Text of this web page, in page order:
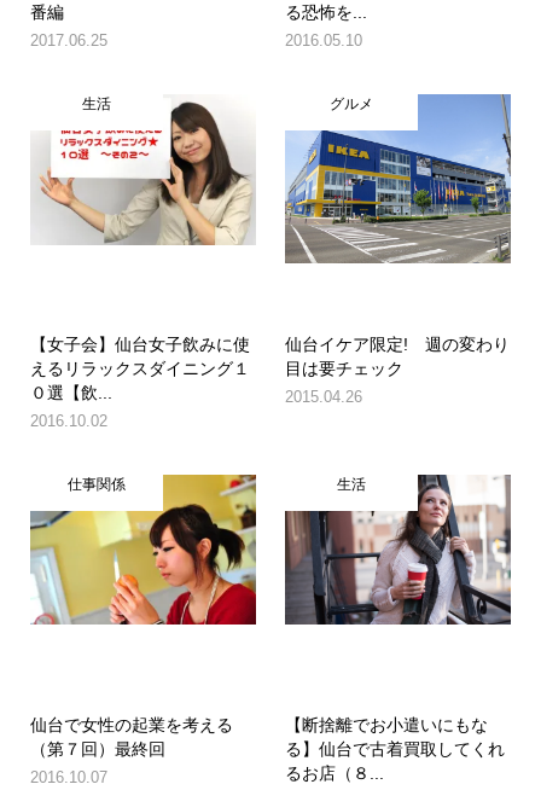
番編
2017.06.25
る恐怖を...
2016.05.10
生活
【女子会】仙台女子飲みに使
えるリラックスダイニング１
０選【飲...
2016.10.02
グルメ
仙台イケア限定! 週の変わり
目は要チェック
2015.04.26
仕事関係
仙台で女性の起業を考える
（第７回）最終回
2016.10.07
生活
【断捨離でお小遣いにもな
る】仙台で古着買取してくれ
るお店（８...